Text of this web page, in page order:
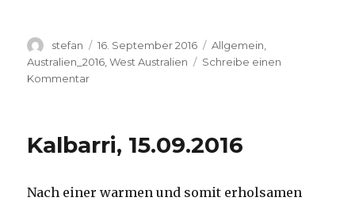
Autor
stefan
Veröffentlicht
am
16. September 2016 Kategorien
Allgemein
Australien_2016 ,West Australien
Schreibe einen
Kommentarzu
Kalbarri, 15.09.2016
Nach einer warmen und somit erholsamen